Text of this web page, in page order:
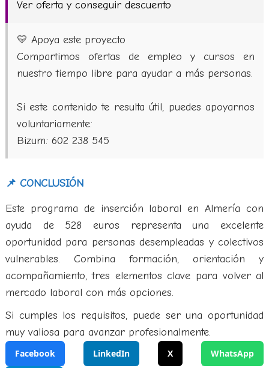
Ver oferta y conseguir descuento
💛 Apoya este proyecto
Compartimos ofertas de empleo y cursos en
nuestro tiempo libre para ayudar a más personas.
Si este contenido te resulta útil, puedes apoyarnos
voluntariamente:
Bizum: 602 238 545
📌 CONCLUSIÓN
Este programa de inserción laboral en Almería con
ayuda de 528 euros representa una excelente
oportunidad para personas desempleadas y colectivos
vulnerables. Combina formación, orientación y
acompañamiento, tres elementos clave para volver al
mercado laboral con más opciones.
Si cumples los requisitos, puede ser una oportunidad
muy valiosa para avanzar profesionalmente.
Facebook LinkedIn X WhatsApp